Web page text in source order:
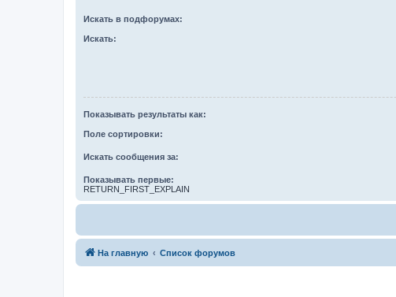
Искать в подфорумах:
Искать:
Показывать результаты как:
Поле сортировки:
Искать сообщения за:
Показывать первые:
RETURN_FIRST_EXPLAIN
На главную Список форумов